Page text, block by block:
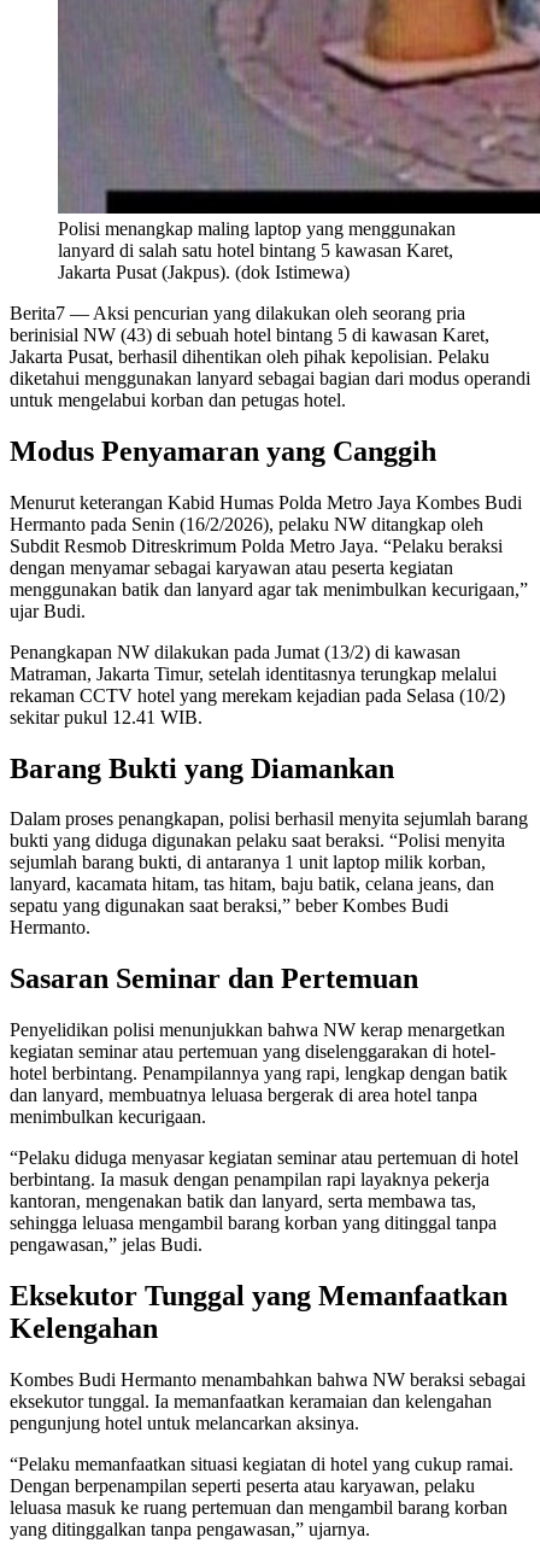
Polisi menangkap maling laptop yang menggunakan
lanyard di salah satu hotel bintang 5 kawasan Karet,
Jakarta Pusat (Jakpus). (dok Istimewa)
Berita7 — Aksi pencurian yang dilakukan oleh seorang pria
berinisial NW (43) di sebuah hotel bintang 5 di kawasan Karet,
Jakarta Pusat, berhasil dihentikan oleh pihak kepolisian. Pelaku
diketahui menggunakan lanyard sebagai bagian dari modus operandi
untuk mengelabui korban dan petugas hotel.
Modus Penyamaran yang Canggih
Menurut keterangan Kabid Humas Polda Metro Jaya Kombes Budi
Hermanto pada Senin (16/2/2026), pelaku NW ditangkap oleh
Subdit Resmob Ditreskrimum Polda Metro Jaya. “Pelaku beraksi
dengan menyamar sebagai karyawan atau peserta kegiatan
menggunakan batik dan lanyard agar tak menimbulkan kecurigaan,”
ujar Budi.
Penangkapan NW dilakukan pada Jumat (13/2) di kawasan
Matraman, Jakarta Timur, setelah identitasnya terungkap melalui
rekaman CCTV hotel yang merekam kejadian pada Selasa (10/2)
sekitar pukul 12.41 WIB.
Barang Bukti yang Diamankan
Dalam proses penangkapan, polisi berhasil menyita sejumlah barang
bukti yang diduga digunakan pelaku saat beraksi. “Polisi menyita
sejumlah barang bukti, di antaranya 1 unit laptop milik korban,
lanyard, kacamata hitam, tas hitam, baju batik, celana jeans, dan
sepatu yang digunakan saat beraksi,” beber Kombes Budi
Hermanto.
Sasaran Seminar dan Pertemuan
Penyelidikan polisi menunjukkan bahwa NW kerap menargetkan
kegiatan seminar atau pertemuan yang diselenggarakan di hotel-
hotel berbintang. Penampilannya yang rapi, lengkap dengan batik
dan lanyard, membuatnya leluasa bergerak di area hotel tanpa
menimbulkan kecurigaan.
“Pelaku diduga menyasar kegiatan seminar atau pertemuan di hotel
berbintang. Ia masuk dengan penampilan rapi layaknya pekerja
kantoran, mengenakan batik dan lanyard, serta membawa tas,
sehingga leluasa mengambil barang korban yang ditinggal tanpa
pengawasan,” jelas Budi.
Eksekutor Tunggal yang Memanfaatkan
Kelengahan
Kombes Budi Hermanto menambahkan bahwa NW beraksi sebagai
eksekutor tunggal. Ia memanfaatkan keramaian dan kelengahan
pengunjung hotel untuk melancarkan aksinya.
“Pelaku memanfaatkan situasi kegiatan di hotel yang cukup ramai.
Dengan berpenampilan seperti peserta atau karyawan, pelaku
leluasa masuk ke ruang pertemuan dan mengambil barang korban
yang ditinggalkan tanpa pengawasan,” ujarnya.